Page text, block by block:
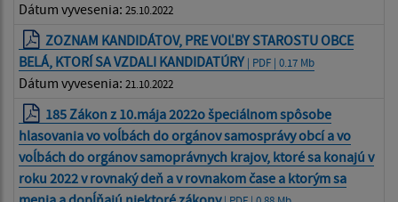
Dátum vyvesenia: 25.10.2022
ZOZNAM KANDIDÁTOV, PRE VOĽBY STAROSTU OBCE
BELÁ, KTORÍ SA VZDALI KANDIDATÚRY | PDF | 0.17 Mb
Dátum vyvesenia: 21.10.2022
185 Zákon z 10.mája 2022o špeciálnom spôsobe
hlasovania vo voĺbách do orgánov samosprávy obcí a vo
voĺbách do orgánov samoprávnych krajov, ktoré sa konajú v
roku 2022 v rovnaký deň a v rovnakom čase a ktorým sa